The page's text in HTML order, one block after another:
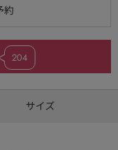
204
サイズ